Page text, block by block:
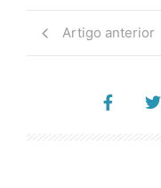
Artigo anterior